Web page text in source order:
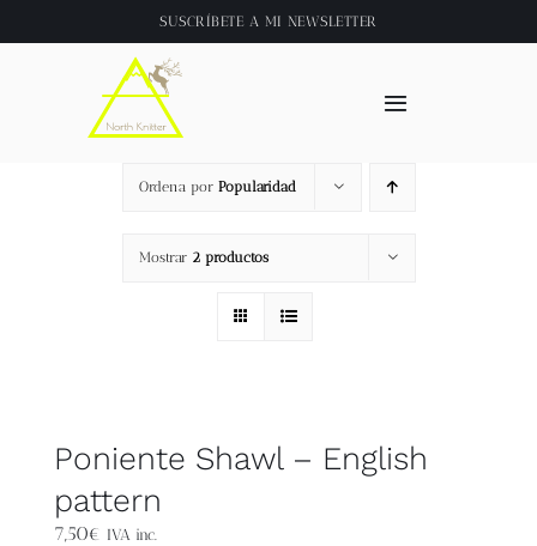
al
SUSCRÍBETE A MI NEWSLETTER
Toggle
Inicio
About
Tienda
Videos
Ordena por Popularidad
Mostrar 2 productos
Poniente Shawl – English
pattern
7,50€ IVA inc.